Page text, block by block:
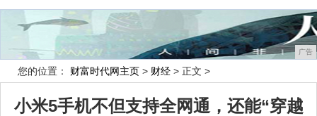
广告
您的位置： 财富时代网主页 > 财经 > 正文 >
小米5手机不但支持全网通，还能“穿越